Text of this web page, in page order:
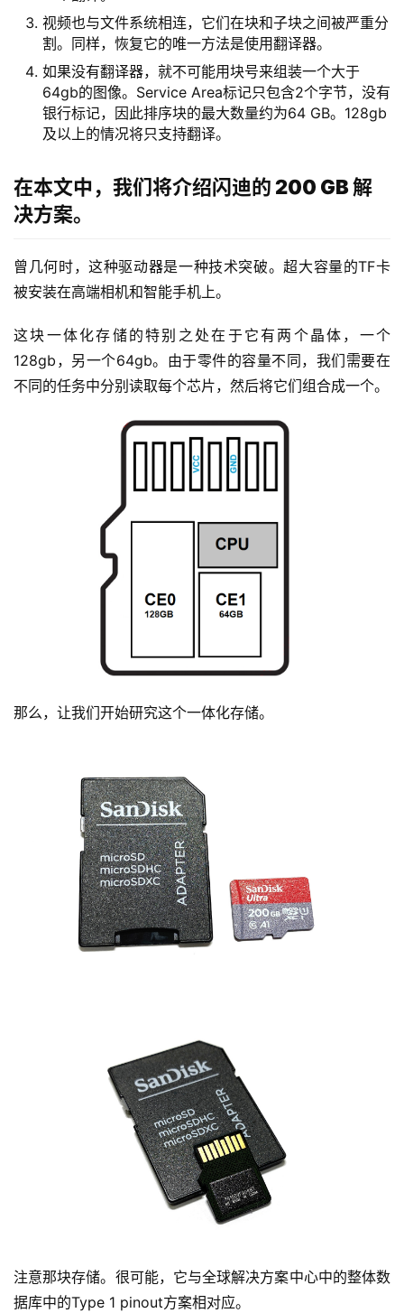
视频也与文件系统相连，它们在块和子块之间被严重分
割。同样，恢复它的唯一方法是使用翻译器。
如果没有翻译器，就不可能用块号来组装一个大于
64gb的图像。Service Area标记只包含2个字节，没有
银行标记，因此排序块的最大数量约为64 GB。128gb
及以上的情况将只支持翻译。
在本文中，我们将介绍闪迪的 200 GB 解
决方案。
曾几何时，这种驱动器是一种技术突破。超大容量的TF卡
被安装在高端相机和智能手机上。
这块一体化存储的特别之处在于它有两个晶体，一个
128gb，另一个64gb。由于零件的容量不同，我们需要在
不同的任务中分别读取每个芯片，然后将它们组合成一个。
那么，让我们开始研究这个一体化存储。
注意那块存储。很可能，它与全球解决方案中心中的整体数
据库中的Type 1 pinout方案相对应。